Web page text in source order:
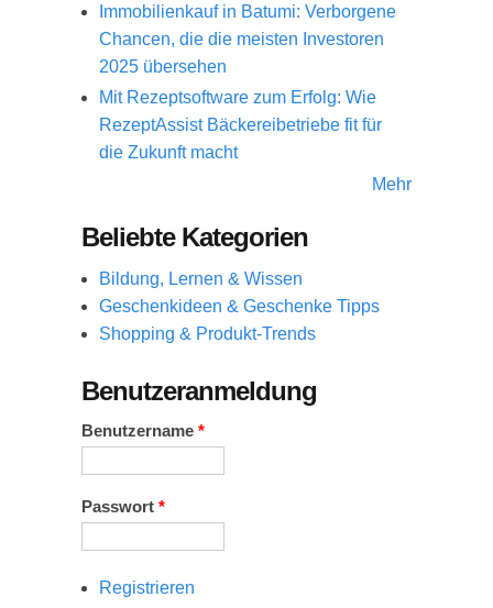
Immobilienkauf in Batumi: Verborgene
Chancen, die die meisten Investoren
2025 übersehen
Mit Rezeptsoftware zum Erfolg: Wie
RezeptAssist Bäckereibetriebe fit für
die Zukunft macht
Mehr
Beliebte Kategorien
Bildung, Lernen & Wissen
Geschenkideen & Geschenke Tipps
Shopping & Produkt-Trends
Benutzeranmeldung
Benutzername *
Passwort *
Registrieren